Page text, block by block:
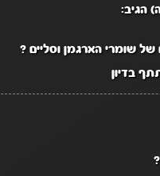
הגיב:
של שומרי הארגמן וסליים ?
בדיון